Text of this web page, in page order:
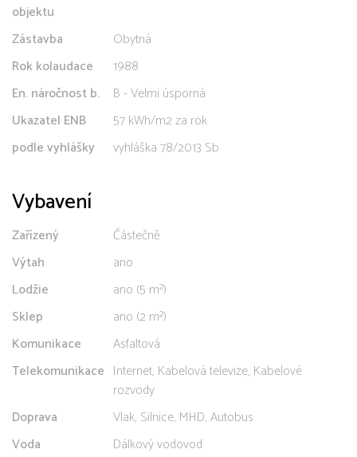
objektu
Zástavba
Obytná
Rok kolaudace
1988
En. náročnost b.
B - Velmi úsporná
Ukazatel ENB
57 kWh/m2 za rok
podle vyhlášky
vyhláška 78/2013 Sb
Vybavení
Zařízený
Částečně
Výtah
ano
Lodžie
ano (5 m²)
Sklep
ano (2 m²)
Komunikace
Asfaltová
Telekomunikace Internet, Kabelová televize, Kabelové
rozvody
Doprava
Vlak, Silnice, MHD, Autobus
Voda
Dálkový vodovod